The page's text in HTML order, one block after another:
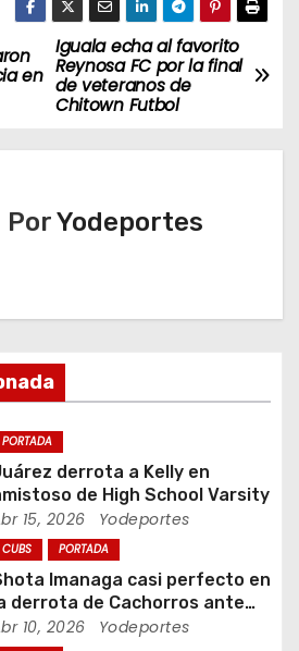
Iguala echa al favorito
Reynosa FC por la final
de veteranos de
Chitown Futbol
en
PorYodeportes
PORTADA
derrota a Kelly en
de High School Varsity
15, 2026 Yodeportes
CUBS PORTADA
Imanaga casi perfecto en
derrota de Cachorros ante
10, 2026 Yodeportes